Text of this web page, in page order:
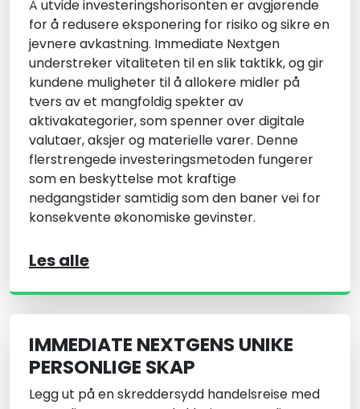
Å utvide investeringshorisonten er avgjørende
for å redusere eksponering for risiko og sikre en
jevnere avkastning. Immediate Nextgen
understreker vitaliteten til en slik taktikk, og gir
kundene muligheter til å allokere midler på
tvers av et mangfoldig spekter av
aktivakategorier, som spenner over digitale
valutaer, aksjer og materielle varer. Denne
flerstrengede investeringsmetoden fungerer
som en beskyttelse mot kraftige
nedgangstider samtidig som den baner vei for
konsekvente økonomiske gevinster.
Les alle
IMMEDIATE NEXTGENS UNIKE
PERSONLIGE SKAP
Legg ut på en skreddersydd handelsreise med